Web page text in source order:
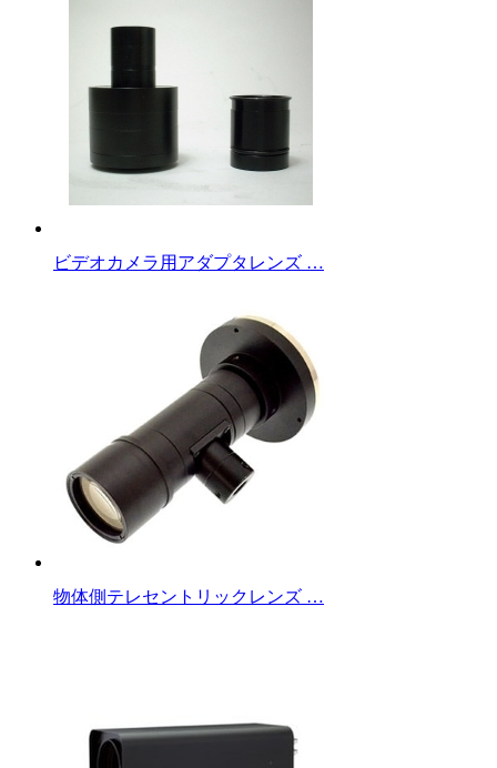
ビデオカメラ用アダプタレンズ …
物体側テレセントリックレンズ …